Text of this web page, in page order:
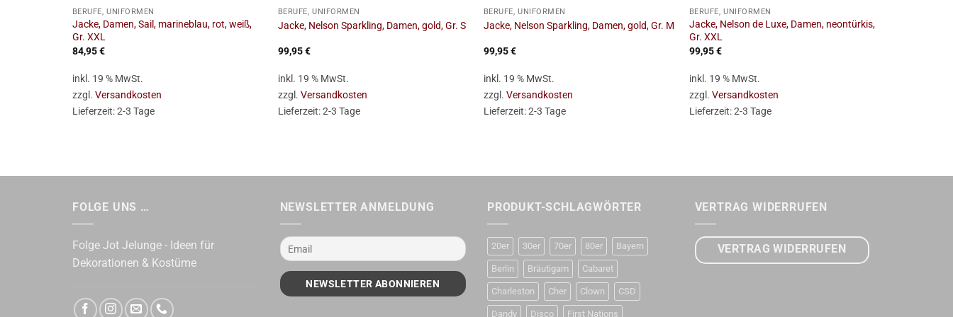
BERUFE, UNIFORMEN
Jacke, Damen, Sail, marineblau, rot, weiß,
Gr. XXL
84,95€
inkl. 19 % MwSt.
zzgl. Versandkosten
Lieferzeit:2-3 Tage
BERUFE, UNIFORMEN
Jacke, Nelson Sparkling, Damen, gold, Gr. S
99,95€
inkl. 19 % MwSt.
zzgl. Versandkosten
Lieferzeit:2-3 Tage
BERUFE, UNIFORMEN
Jacke, Nelson Sparkling, Damen, gold, Gr. M
99,95€
inkl. 19 % MwSt.
zzgl. Versandkosten
Lieferzeit:2-3 Tage
BERUFE, UNIFORMEN
Jacke, Nelson de Luxe, Damen, neontürkis,
Gr. XXL
99,95€
inkl. 19 % MwSt.
zzgl. Versandkosten
Lieferzeit:2-3 Tage
FOLGE UNS …
Folge Jot Jelunge - Ideen für
Dekorationen & Kostüme
NEWSLETTER ANMELDUNG PRODUKT-SCHLAGWÖRTER
20er 30er 70er 80er Bayern
Berlin Bräutigam Cabaret
Charleston Cher Clown CSD
Dandy Disco First Nations
VERTRAG WIDERRUFEN
VERTRAG WIDERRUFEN